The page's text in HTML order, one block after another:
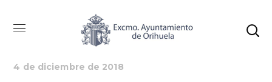
EDUCACIÓN NOTICIAS
4 de diciembre de 2018